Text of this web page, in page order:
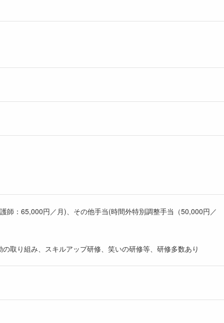
：65,000円／月)、その他手当(時間外特別調整手当（50,000円／
取り組み、スキルアップ研修、笑いの研修等、研修多数あり